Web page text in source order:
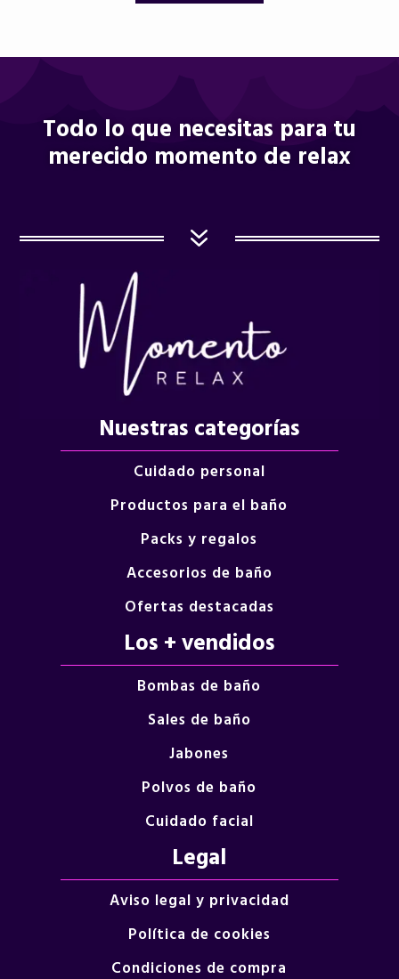
Todo lo que necesitas para tu
merecido momento de relax
7
Nuestras categorías
Cuidado personal
Productos para el baño
Packs y regalos
Accesorios de baño
Ofertas destacadas
Los + vendidos
Bombas de baño
Sales de baño
Jabones
Polvos de baño
Cuidado facial
Legal
Aviso legal y privacidad
Política de cookies
Condiciones de compra